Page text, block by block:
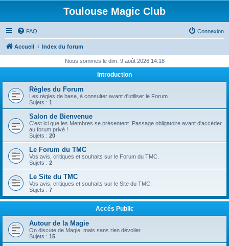
Toulouse Magic Club
FAQ Connexion
Accueil Index du forum
Nous sommes le dim. 9 août 2026 14:18
Introduction
Règles du Forum
Les règles de base, à consulter avant d'utiliser le Forum.
Sujets : 1
Salon de Bienvenue
C'est ici que les Membres se présentent. Passage obligatoire avant d'accéder
au forum privé !
Sujets : 20
Le Forum du TMC
Vos avis, critiques et souhaits sur le Forum du TMC.
Sujets : 2
Le Site du TMC
Vos avis, critiques et souhaits sur le Site du TMC.
Sujets : 7
Accés Public
Autour de la Magie
On discute de Magie, mais sans rien dévoiler.
Sujets : 15